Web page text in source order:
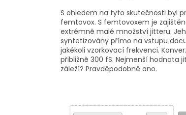
S ohledem na tyto skutečnosti byl
femtovox. S femtovoxem je
extrémně malé množství jitteru.
syntetizovány přímo na vstupu
jakékoli vzorkovací frekvenci.
přibližně 300 fS. Nejmenší hodnota
záleží? Pravděpodobně ano.